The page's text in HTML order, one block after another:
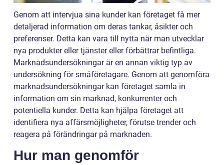
Genom att intervjua sina kunder kan företaget få mer
detaljerad information om deras tankar, åsikter och
preferenser. Detta kan vara till nytta när man utvecklar
nya produkter eller tjänster eller förbättrar befintliga.
Marknadsundersökningar är en annan viktig typ av
undersökning för småföretagare. Genom att genomföra
marknadsundersökningar kan företaget samla in
information om sin marknad, konkurrenter och
potentiella kunder. Detta kan hjälpa företaget att
identifiera nya affärsmöjligheter, förutse trender och
reagera på förändringar på marknaden.
Hur man genomför